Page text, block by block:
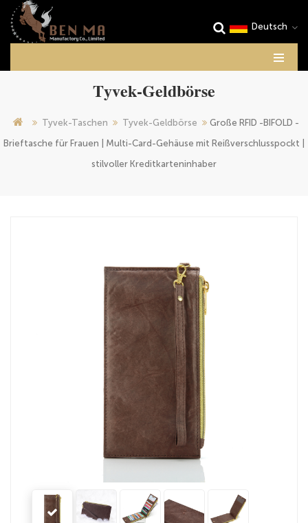
Deutsch
Tyvek-Geldbörse
Tyvek-Taschen Tyvek-Geldbörse
Große RFID -BIFOLD -
Brieftasche für Frauen | Multi-Card-Gehäuse mit Reißverschlusspockt |
stilvoller Kreditkarteninhaber